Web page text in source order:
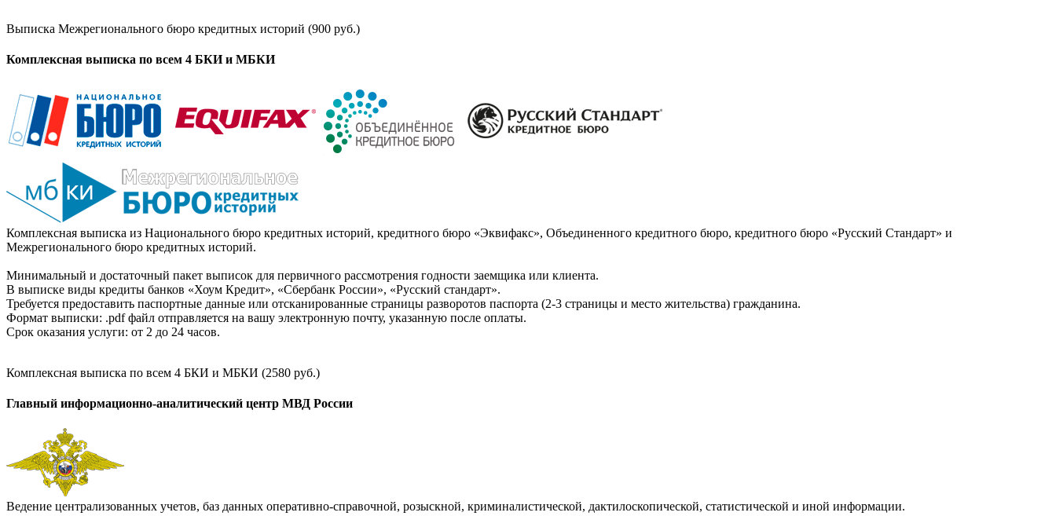
Выписка Межрегионального бюро кредитных историй (900 руб.)
Комплексная выписка по всем 4 БКИ и МБКИ
Комплексная выписка из Национального бюро кредитных историй, кредитного бюро «Эквифакс», Объединенного кредитного бюро, кредитного бюро «Русский Стандарт» и
Межрегионального бюро кредитных историй.
Минимальный и достаточный пакет выписок для первичного рассмотрения годности заемщика или клиента.
В выписке виды кредиты банков «Хоум Кредит», «Сбербанк России», «Русский стандарт».
Требуется предоставить паспортные данные или отсканированные страницы разворотов паспорта (2-3 страницы и место жительства) гражданина.
Формат выписки: .pdf файл отправляется на вашу электронную почту, указанную после оплаты.
Срок оказания услуги: от 2 до 24 часов.
Комплексная выписка по всем 4 БКИ и МБКИ (2580 руб.)
Главный информационно-аналитический центр МВД России
Ведение централизованных учетов, баз данных оперативно-справочной, розыскной, криминалистической, дактилоскопической, статистической и иной информации.